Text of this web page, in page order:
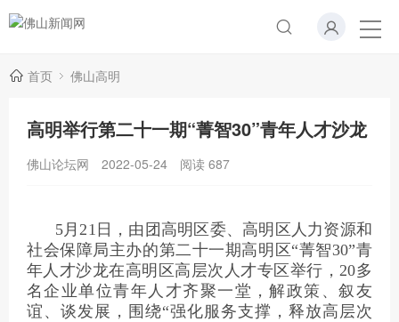
首页 佛山高明
高明举行第二十一期“菁智30”青年人才沙龙
佛山论坛网 2022-05-24 阅读 687
5月21日，由团高明区委、高明区人力资源和
社会保障局主办的第二十一期高明区“菁智30”青
年人才沙龙在高明区高层次人才专区举行，20多
名企业单位青年人才齐聚一堂，解政策、叙友
谊、谈发展，围绕“强化服务支撑，释放高层次